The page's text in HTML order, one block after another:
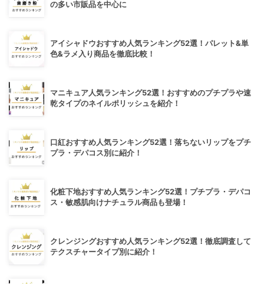
の多い市販品を中心に
アイシャドウおすすめ人気ランキング52選！パレット&単
色&ラメ入り商品を徹底比較！
マニキュア人気ランキング52選！おすすめのプチプラや速
乾タイプのネイルポリッシュを紹介！
口紅おすすめ人気ランキング52選！落ちないリップをプチ
プラ・デパコス別に紹介！
化粧下地おすすめ人気ランキング52選！プチプラ・デパコ
ス・敏感肌向けナチュラル商品も登場！
クレンジングおすすめ人気ランキング52選！徹底調査して
テクスチャータイプ別に紹介！